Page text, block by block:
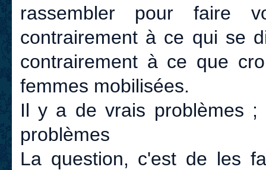
rassembler pour faire
contrairement à ce qui se
contrairement à ce que
femmes mobilisées.
Il y a de vrais problèmes
problèmes
La question, c'est de les